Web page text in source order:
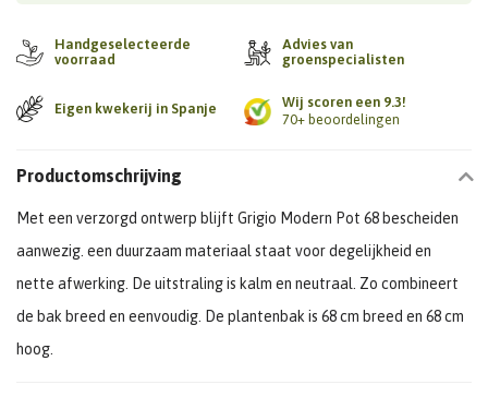
Handgeselecteerde
voorraad
Advies van
groenspecialisten
Eigen kwekerij in Spanje
Wij scoren een 9.3!
70+ beoordelingen
Productomschrijving
Met een verzorgd ontwerp blijft Grigio Modern Pot 68 bescheiden
aanwezig. een duurzaam materiaal staat voor degelijkheid en
nette afwerking. De uitstraling is kalm en neutraal. Zo combineert
de bak breed en eenvoudig. De plantenbak is 68 cm breed en 68 cm
hoog.